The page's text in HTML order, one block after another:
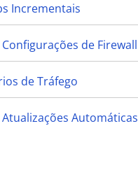
Incrementais
de Firewall
de Tráfego
Automáticas